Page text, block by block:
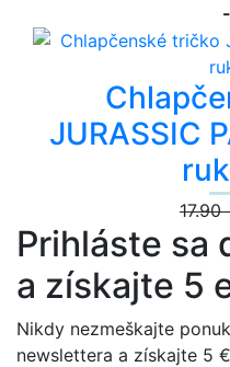
JURASSIC
Prihláste sa
a získajte 5
Nikdy nezmeškajte
newslettera a získajte 5